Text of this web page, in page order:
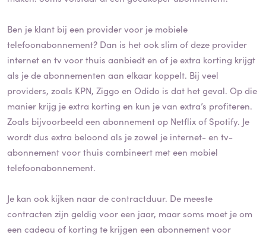
Ben je klant bij een provider voor je mobiele
telefoonabonnement? Dan is het ook slim of deze provider
internet en tv voor thuis aanbiedt en of je extra korting krijgt
als je de abonnementen aan elkaar koppelt. Bij veel
providers, zoals KPN, Ziggo en Odido is dat het geval. Op die
manier krijg je extra korting en kun je van extra’s profiteren.
Zoals bijvoorbeeld een abonnement op Netflix of Spotify. Je
wordt dus extra beloond als je zowel je internet- en tv-
abonnement voor thuis combineert met een mobiel
telefoonabonnement.
Je kan ook kijken naar de contractduur. De meeste
contracten zijn geldig voor een jaar, maar soms moet je om
een cadeau of korting te krijgen een abonnement voor